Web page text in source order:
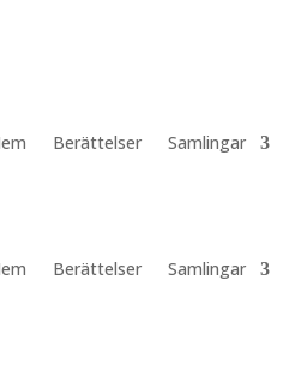
Berättelser Samlingar
Berättelser Samlingar